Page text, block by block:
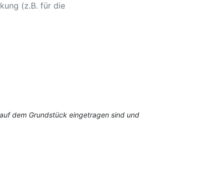
(z.B. für die
dem Grundstück eingetragen sind und